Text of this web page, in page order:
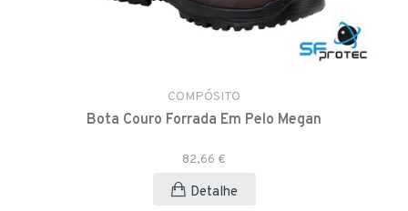
COMPÓSITO
Bota Couro Forrada Em Pelo Megan
82,66 €
Detalhe